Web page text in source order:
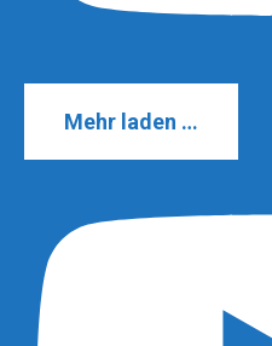
Mehr laden …